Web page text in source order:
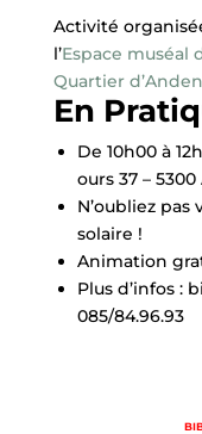
Activité
l’Espace muséal
Quartier
En
De 10h00 à
ours 37 –
N’oubliez
solaire !
Animation
Plus d’infos :
085/84.96.93